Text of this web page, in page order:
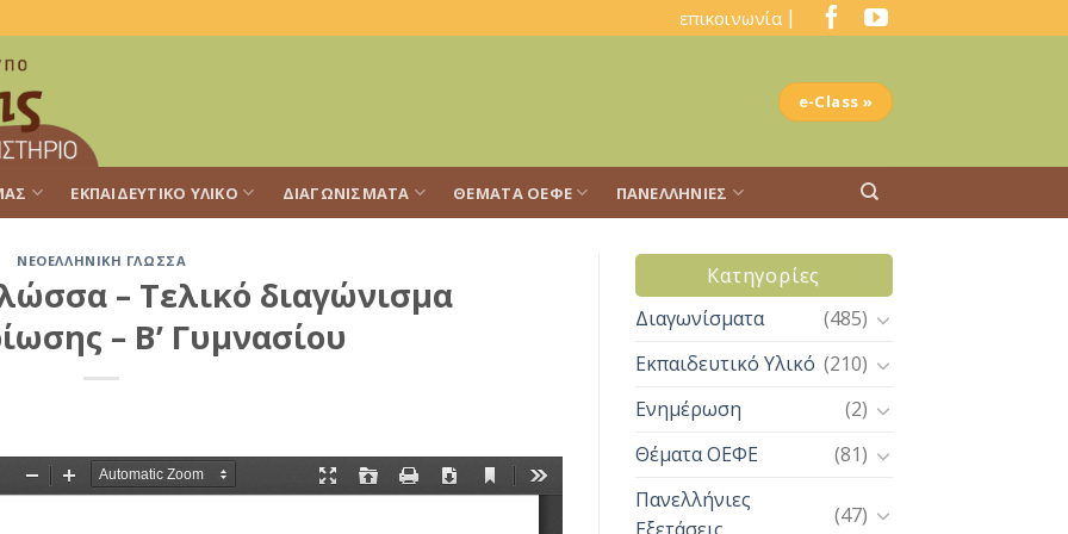
επικοινωνία |
e-Class »
ΕΚΠΑΙΔΕΥΤΙΚΌ ΥΛΙΚΌ ΔΙΑΓΩΝΊΣΜΑΤΑ ΘΈΜΑΤΑ ΟΕΦΕ ΠΑΝΕΛΛΉΝΙΕΣ
ΝΕΟΕΛΛΗΝΙΚΉ ΓΛΏΣΣΑ
– Τελικό διαγώνισμα
– Β’ Γυμνασίου
Kατηγορίες
Διαγωνίσματα
(485)
Εκπαιδευτικό Υλικό (210)
Ενημέρωση
(2)
Θέματα ΟΕΦΕ
(81)
Πανελλήνιες
(47)